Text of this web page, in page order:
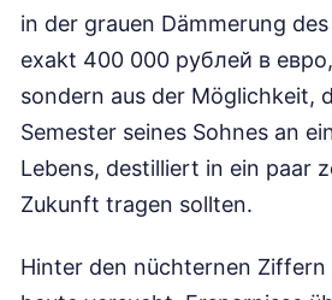
in der grauen Dämmerung
exakt 400 000 рублей в
sondern aus der Möglichkeit,
Semester seines Sohnes an
Lebens, destilliert in ein paar
Zukunft tragen sollten.
Hinter den nüchternen